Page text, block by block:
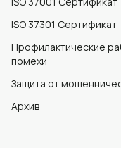
ISO 37301 Сертификат
Профилактические
помехи
Защита от
Архив